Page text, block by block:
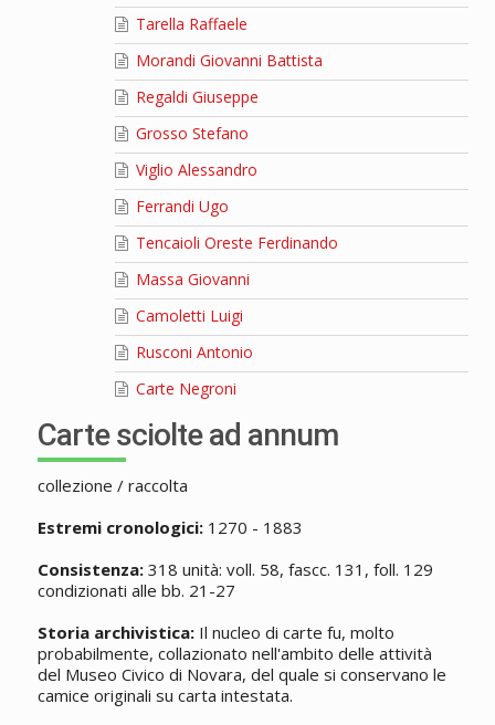
Tarella Raffaele
Morandi Giovanni Battista
Regaldi Giuseppe
Grosso Stefano
Viglio Alessandro
Ferrandi Ugo
Tencaioli Oreste Ferdinando
Massa Giovanni
Camoletti Luigi
Rusconi Antonio
Carte Negroni
Carte sciolte ad annum
collezione / raccolta
Estremi cronologici:1270 - 1883
Consistenza:318 unità: voll. 58, fascc. 131, foll. 129
condizionati alle bb. 21-27
Storia archivistica:Il nucleo di carte fu, molto
probabilmente, collazionato nell'ambito delle attività
del Museo Civico di Novara, del quale si conservano le
camice originali su carta intestata.